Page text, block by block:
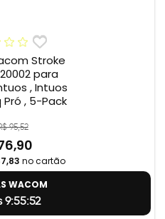
Stroke
para
, Intuos
Pró , 5-Pack
95,52
no cartão
WACOM
9:55:51